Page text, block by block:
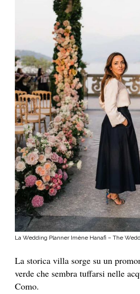
La Wedding Planner Imène Hanafi – The
La storica villa sorge su un
verde che sembra tuffarsi nelle
Como.